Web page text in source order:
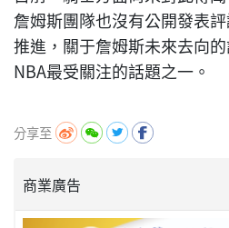
詹姆斯團隊也沒有公開發表
推進，關于詹姆斯未來去向
NBA最受關注的話題之一。
分享至
商業廣告